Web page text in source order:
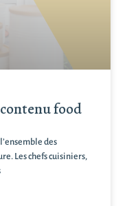
food
des
Les chefs cuisiniers,